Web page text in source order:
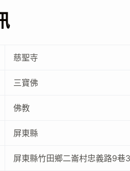
慈聖寺
三寶佛
佛教
屏東縣
屏東縣竹田鄉二崙村忠義路9巷